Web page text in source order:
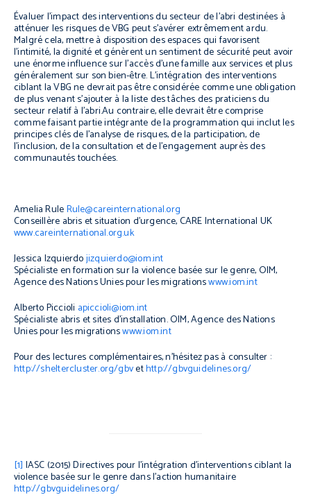
Évaluer l’impact des interventions du secteur de l’abri destinées à
atténuer les risques de VBG peut s’avérer extrêmement ardu.
Malgré cela, mettre à disposition des espaces qui favorisent
l’intimité, la dignité et génèrent un sentiment de sécurité peut avoir
une énorme influence sur l’accès d’une famille aux services et plus
généralement sur son bien-être. L’intégration des interventions
ciblant la VBG ne devrait pas être considérée comme une obligation
de plus venant s’ajouter à la liste des tâches des praticiens du
secteur relatif à l’abri.Au contraire, elle devrait être comprise
comme faisant partie intégrante de la programmation qui inclut les
principes clés de l’analyse de risques, de la participation, de
l’inclusion, de la consultation et de l’engagement auprès des
communautés touchées.
Amelia RuleRule@careinternational.org
Conseillère abris et situation d’urgence, CARE International UK
www.careinternational.org.uk
Jessica Izquierdojizquierdo@iom.int
Spécialiste en formation sur la violence basée sur le genre, OIM,
Agence des Nations Unies pour les migrationswww.iom.int
Alberto Piccioli apiccioli@iom.int
Spécialiste abris et sites d’installation. OIM, Agence des Nations
Unies pour les migrationswww.iom.int
Pour des lectures complémentaires, n’hésitez pas à consulter :
http://sheltercluster.org/gbvethttp://gbvguidelines.org/
[1] IASC (2015)Directives pour l’intégration d’interventions ciblant la
violence basée sur le genre dans l’action humanitaire
http://gbvguidelines.org/